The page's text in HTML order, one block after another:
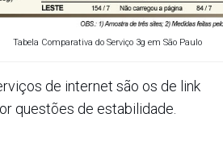
Tabela Comparativa do Serviço 3g em São Paulo
de internet são os de link
questões de estabilidade.